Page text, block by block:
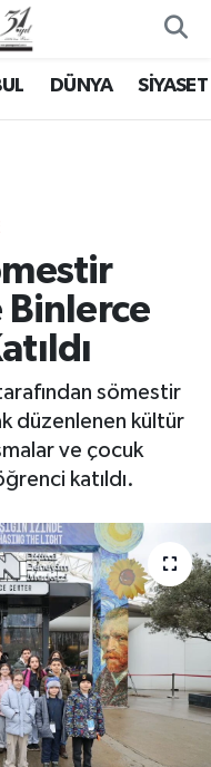
DÜNYA SİYASET
Binlerce
sömestir
düzenlenen kültür
ve çocuk
katıldı.